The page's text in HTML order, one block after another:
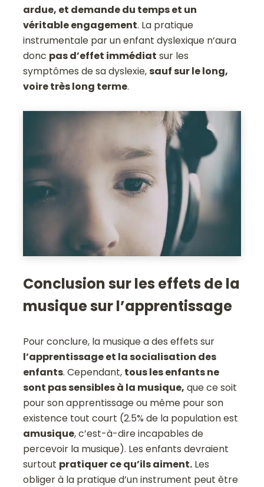
ardue, et demande du temps et un
véritable engagement. La pratique
instrumentale par un enfant dyslexique n’aura
donc pas d’effet immédiat sur les
symptômes de sa dyslexie,sauf sur le long,
voire très long terme.
Conclusion sur les effets de la
musique sur l’apprentissage
Pour conclure, la musique a des effets sur
l’apprentissage et la socialisation des
enfants. Cependant, tous les enfants ne
sont pas sensibles à la musique, que ce soit
pour son apprentissage ou même pour son
existence tout court (2.5% de la population est
amusique, c’est-à-dire incapables de
percevoir la musique). Les enfants devraient
surtout pratiquer ce qu’ils aiment. Les
obliger à la pratique d’un instrument peut être